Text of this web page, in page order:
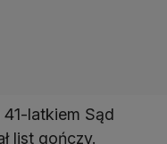
latkiem Sąd
list gończy.